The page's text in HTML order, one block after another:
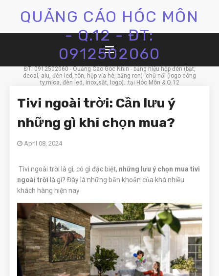
QUẢNG CÁO HÓC MÔN
- Q.12 - ĐT:
0912502060
ĐT: 0912502060 - Quảng Cáo Góc Nhìn - bảng hiệu hộp đèn (bạt,
decal, alu, đèn led, tôn, hộp vỉa hè, băng ron)- chữ nổi (logo công
ty,mica, đèn led, inox,sắt, logo)...tại Hóc Môn & Q.12
Tivi ngoài trời: Cần lưu ý
những gì khi chọn mua?
April 08, 2024
Tivi ngoài trời là gì, có gì đặc biệt, những lưu ý chọn mua tivi
ngoài trời là gì? Đây là những băn khoăn của khá nhiều
khách hàng hiện nay